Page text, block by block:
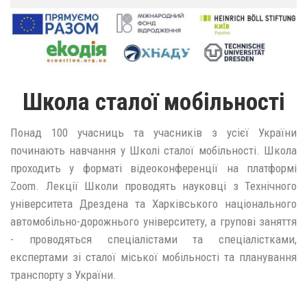
Школа сталої мобільності
Понад 100 учасниць та учасників з усієї України
починають навчання у Школі сталої мобільності. Школа
проходить у форматі відеоконференції на платформі
Zoom. Лекції Школи проводять науковці з Технічного
університета Дрездена та Харківського національного
автомобільно-дорожнього університету, а групові заняття
- проводяться спеціалістами та спеціалістками,
експертами зі сталої міської мобільності та планування
транспорту з України.